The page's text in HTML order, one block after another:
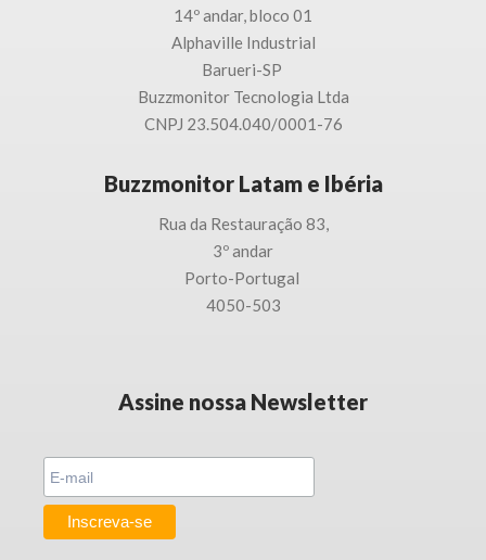
14º andar, bloco 01
Alphaville Industrial
Barueri-SP
Buzzmonitor Tecnologia Ltda
CNPJ 23.504.040/0001-76
Buzzmonitor Latam e Ibéria
Rua da Restauração 83,
3º andar
Porto-Portugal
4050-503
Assine nossa Newsletter